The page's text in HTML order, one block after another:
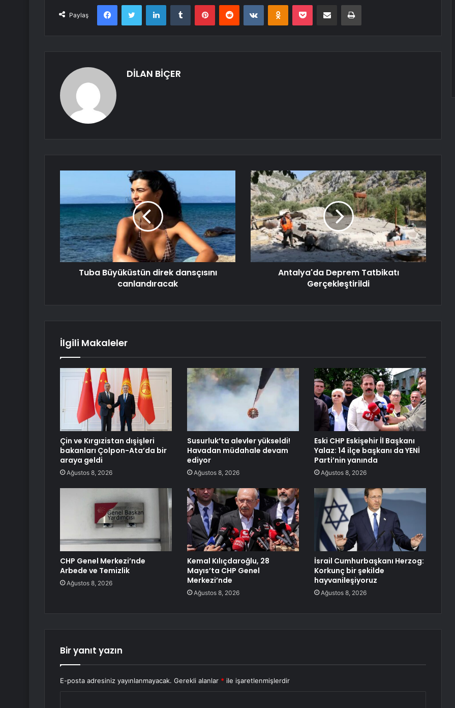
Paylaş
FacebookTwitter LinkedInTumblr PinterestReddit VKontakteOdnoklassniki
Pocket E-Posta ile paylaş Yazdır
DİLAN BİÇER
Tuba Büyüküstün direk dansçısını
canlandıracak
Antalya'da Deprem Tatbikatı
Gerçekleştirildi
İlgili Makaleler
Çin ve Kırgızistan dışişleri
bakanları Çolpon-Ata’da bir
araya geldi
Ağustos 8, 2026
Susurluk’ta alevler yükseldi!
Havadan müdahale devam
ediyor
Ağustos 8, 2026
Eski CHP Eskişehir İl Başkanı
Yalaz: 14 ilçe başkanı da YENİ
Parti’nin yanında
Ağustos 8, 2026
CHP Genel Merkezi’nde
Arbede ve Temizlik
Ağustos 8, 2026
Kemal Kılıçdaroğlu, 28
Mayıs’ta CHP Genel
Merkezi’nde
Ağustos 8, 2026
İsrail Cumhurbaşkanı Herzog:
Korkunç bir şekilde
hayvanileşiyoruz
Ağustos 8, 2026
Bir yanıt yazın
E-posta adresiniz yayınlanmayacak. Gerekli alanlar * ile işaretlenmişlerdir